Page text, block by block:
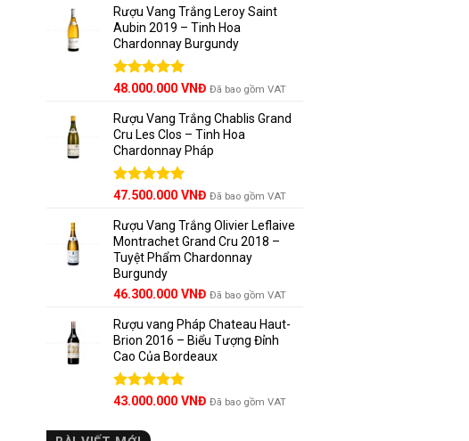
5 sao
Rượu Vang Trắng Leroy Saint
Aubin 2019 – Tinh Hoa
Chardonnay Burgundy
Được xếp
5 sao
48.000.000 VNĐ Đã bao gồm VAT
Rượu Vang Trắng Chablis Grand
Cru Les Clos – Tinh Hoa
Chardonnay Pháp
Được xếp
5 sao
47.500.000 VNĐ Đã bao gồm VAT
Rượu Vang Trắng Olivier Leflaive
Montrachet Grand Cru 2018 –
Tuyệt Phẩm Chardonnay
Burgundy
46.300.000 VNĐ Đã bao gồm VAT
Rượu vang Pháp Chateau Haut-
Brion 2016 – Biểu Tượng Đỉnh
Cao Của Bordeaux
Được xếp
5 sao
43.000.000 VNĐ Đã bao gồm VAT